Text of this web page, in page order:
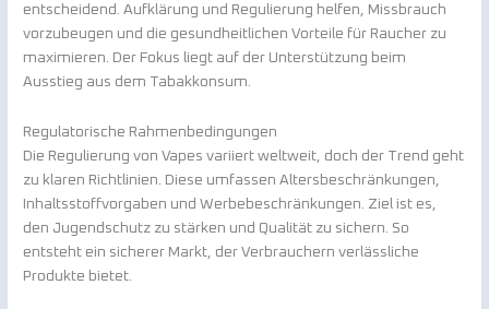
entscheidend. Aufklärung und Regulierung helfen, Missbrauch
vorzubeugen und die gesundheitlichen Vorteile für Raucher zu
maximieren. Der Fokus liegt auf der Unterstützung beim
Ausstieg aus dem Tabakkonsum.
Regulatorische Rahmenbedingungen
Die Regulierung von Vapes variiert weltweit, doch der Trend geht
zu klaren Richtlinien. Diese umfassen Altersbeschränkungen,
Inhaltsstoffvorgaben und Werbebeschränkungen. Ziel ist es,
den Jugendschutz zu stärken und Qualität zu sichern. So
entsteht ein sicherer Markt, der Verbrauchern verlässliche
Produkte bietet.